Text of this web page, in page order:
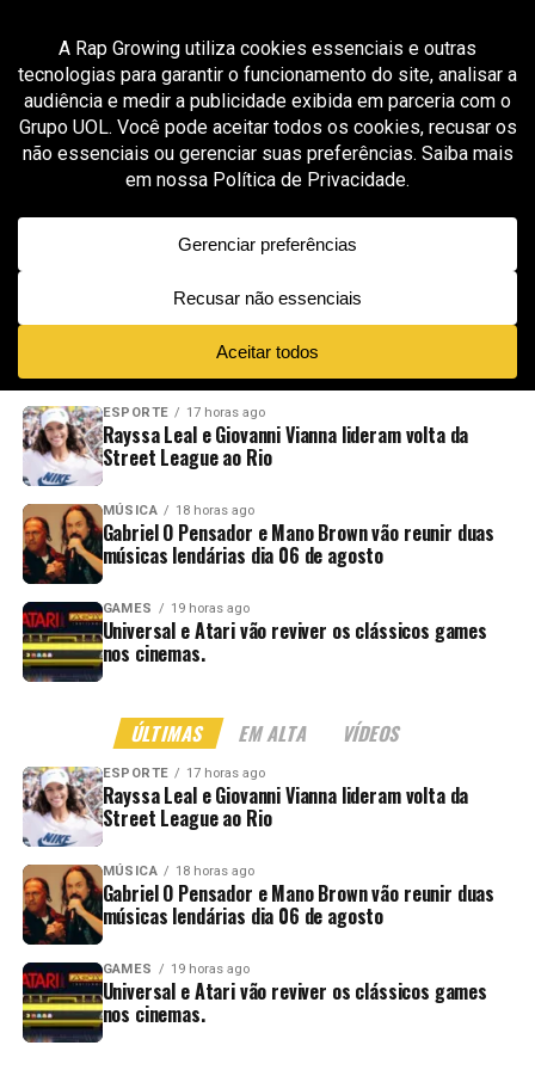
All posts tagged "method man"
GROOVER X RAP GROWING 8 meses ago
M-Dot une forças com Method Man e entrega
uma colaboração de peso em “Shine On”
NOVIDADES EM ALTA VÍDEOS
ESPORTE 17 horas ago
Rayssa Leal e Giovanni Vianna lideram volta da
Street League ao Rio
MÚSICA 18 horas ago
Gabriel O Pensador e Mano Brown vão reunir duas
músicas lendárias dia 06 de agosto
GAMES 19 horas ago
Universal e Atari vão reviver os clássicos games
nos cinemas.
ÚLTIMAS EM ALTA VÍDEOS
ESPORTE 17 horas ago
Rayssa Leal e Giovanni Vianna lideram volta da
Street League ao Rio
MÚSICA 18 horas ago
Gabriel O Pensador e Mano Brown vão reunir duas
músicas lendárias dia 06 de agosto
GAMES 19 horas ago
Universal e Atari vão reviver os clássicos games
nos cinemas.